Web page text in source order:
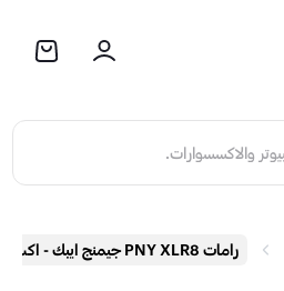
رامات PNY XLR8 جيمنج ايبك - اكس DDR5 RGB